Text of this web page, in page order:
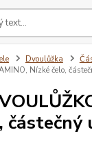
Dvoulůžka
Nízké čelo,
částečný